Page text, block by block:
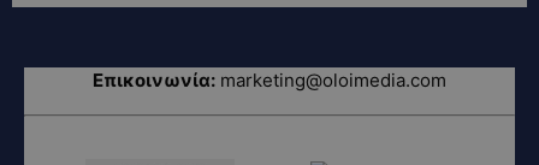
Επικοινωνία: marketing@oloimedia.com